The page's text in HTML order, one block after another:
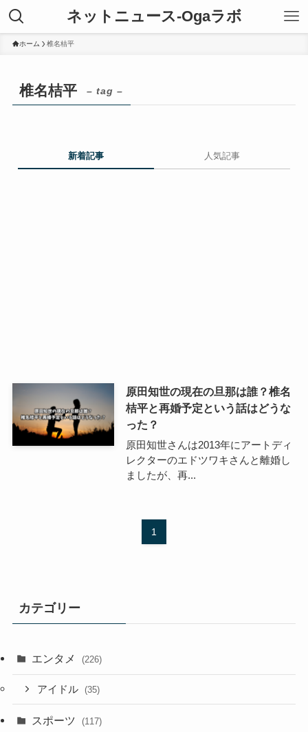
ネットニュース-Ogaラボ
ホーム 椎名桔平
椎名桔平 – tag –
新着記事 人気記事
原田知世の現在の旦那は誰？椎名
桔平と再婚予定という話はどうな
った？
原田知世さんは2013年にアートディ
レクターのエドツワキさんと離婚し
ましたが、再...
1
カテゴリー
エンタメ (226)
アイドル (35)
スポーツ (117)